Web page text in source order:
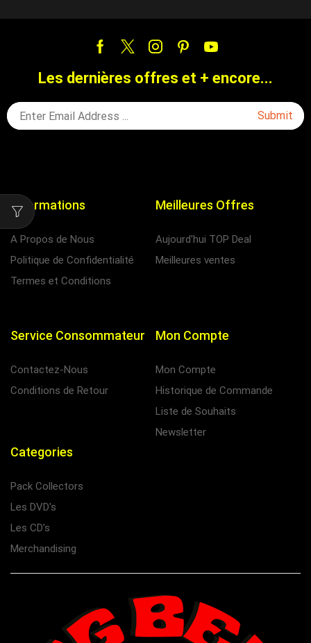
Les dernières offres et + encore...
Informations
A Propos de Nous
Politique de Confidentialité
Termes et Conditions
Meilleures Offres
Aujourd'hui TOP Deal
Meilleures ventes
Service Consommateur
Contactez-Nous
Conditions de Retour
Mon Compte
Mon Compte
Historique de Commande
Liste de Souhaits
Newsletter
Categories
Pack Collectors
Les DVD's
Les CD's
Merchandising